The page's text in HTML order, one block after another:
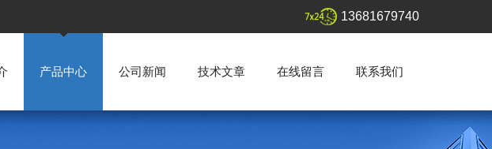
13681679740
产品中心 公司新闻 技术文章 在线留言 联系我们